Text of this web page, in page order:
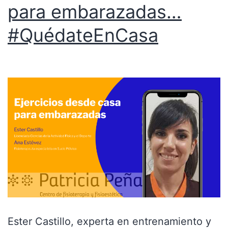
para embarazadas…
#QuédateEnCasa
Ester Castillo, experta en entrenamiento y